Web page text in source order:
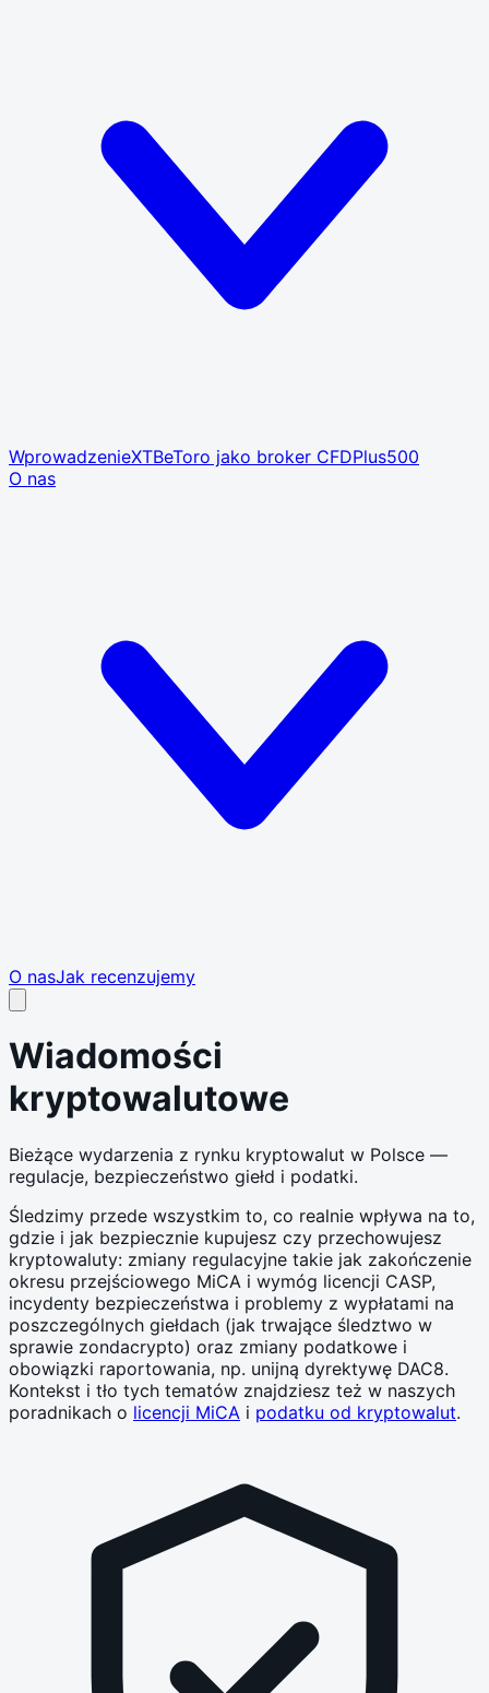
WprowadzenieXTBeToro jako broker CFDPlus500
O nas
O nasJak recenzujemy
Wiadomości
kryptowalutowe
Bieżące wydarzenia z rynku kryptowalut w Polsce —
regulacje, bezpieczeństwo giełd i podatki.
Śledzimy przede wszystkim to, co realnie wpływa na to,
gdzie i jak bezpiecznie kupujesz czy przechowujesz
kryptowaluty: zmiany regulacyjne takie jak zakończenie
okresu przejściowego MiCA i wymóg licencji CASP,
incydenty bezpieczeństwa i problemy z wypłatami na
poszczególnych giełdach (jak trwające śledztwo w
sprawie zondacrypto) oraz zmiany podatkowe i
obowiązki raportowania, np. unijną dyrektywę DAC8.
Kontekst i tło tych tematów znajdziesz też w naszych
poradnikach o licencji MiCA i podatku od kryptowalut.